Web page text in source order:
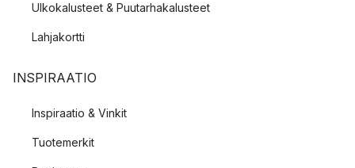
Ulkokalusteet & Puutarhakalusteet
Lahjakortti
INSPIRAATIO
Inspiraatio & Vinkit
Tuotemerkit